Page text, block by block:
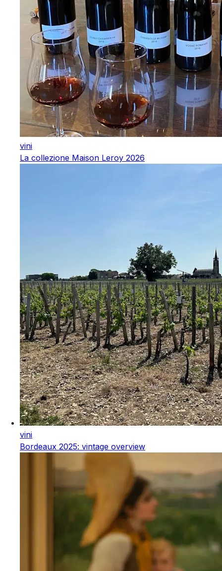
vini
La collezione Maison Leroy 2026
vini
Bordeaux 2025: vintage overview